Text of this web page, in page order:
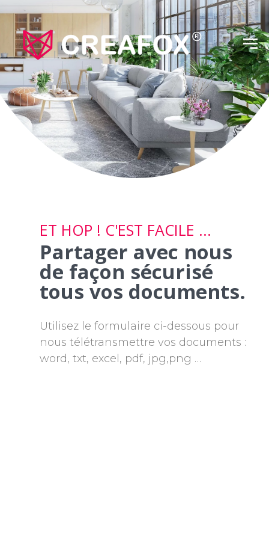
ET HOP ! C'EST FACILE ...
Partager avec nous
de façon sécurisé
tous vos documents.
Utilisez le formulaire ci-dessous pour
nous télétransmettre vos documents :
word, txt, excel, pdf, jpg,png …